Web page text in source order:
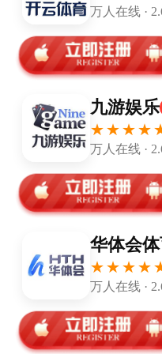
天，皇马官方的一纸公告
的“职业生涯至暗时刻
侧半月板断裂。赛季报
对抗的扭伤中，把未来输